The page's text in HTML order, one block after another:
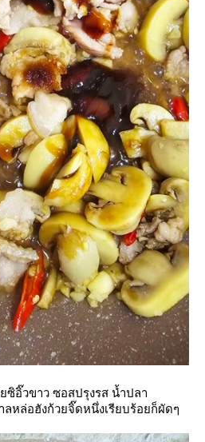
ซิอิ๊วขาว ซอสปรุงรส น้ำปลา
หล่อฮังก้วยจิ๊ดหนึ่งเรียบร้อยก็ผัดๆ